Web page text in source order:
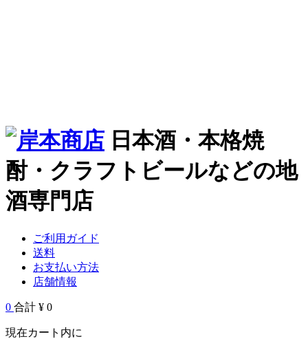
日本酒・本格焼
酎・クラフトビールなどの地
酒専門店
ご利用ガイド
送料
お支払い方法
店舗情報
0 合計 ¥ 0
現在カート内に